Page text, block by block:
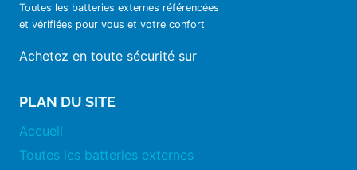
Toutes les batteries externes référencées
et vérifiées pour vous et votre confort
Achetez en toute sécurité sur
PLAN DU SITE
Accueil
Toutes les batteries externes